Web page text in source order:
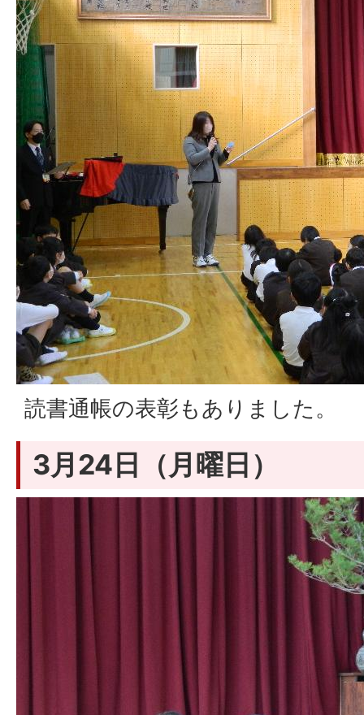
読書通帳の表彰もありました。
3月24日（月曜日）